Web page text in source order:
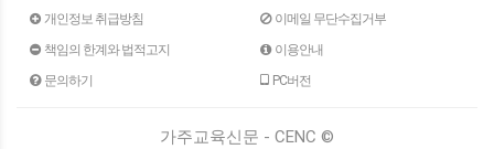
개인정보 취급방침
이메일 무단수집거부
책임의 한계와 법적고지
이용안내
문의하기
PC버전
가주교육신문 - CENC ©